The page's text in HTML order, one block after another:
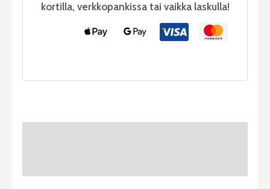
kortilla, verkkopankissa tai vaikka laskulla!